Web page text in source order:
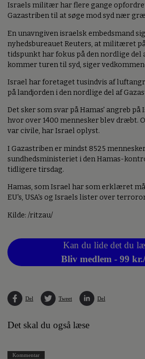
Israels militær har flere gange
Gazastriben til at søge mod syd nær
En unavngiven israelsk embedsmand
nyhedsbureauet Reuters, at militæret
tidspunkt har fokus på den nordlige del
kommer turen til syd, siger
Israel har foretaget tusindvis af
på landjorden i den nordlige del af
Det sker som svar på Hamas' angreb på
hvor over 1400 mennesker blev dræbt.
var civile, har Israel oplyst.
I Gazastriben er mindst 8525
sundhedsministeriet i den Hamas-
tidligere tirsdag.
Hamas, som Israel har som erklæret
EU's, USA's og Israels lister over
Kilde: /ritzau/
Kan du lide det du
Bliv medlem - 99
Del Tweet Del
Det skal du også læse
Kommentar